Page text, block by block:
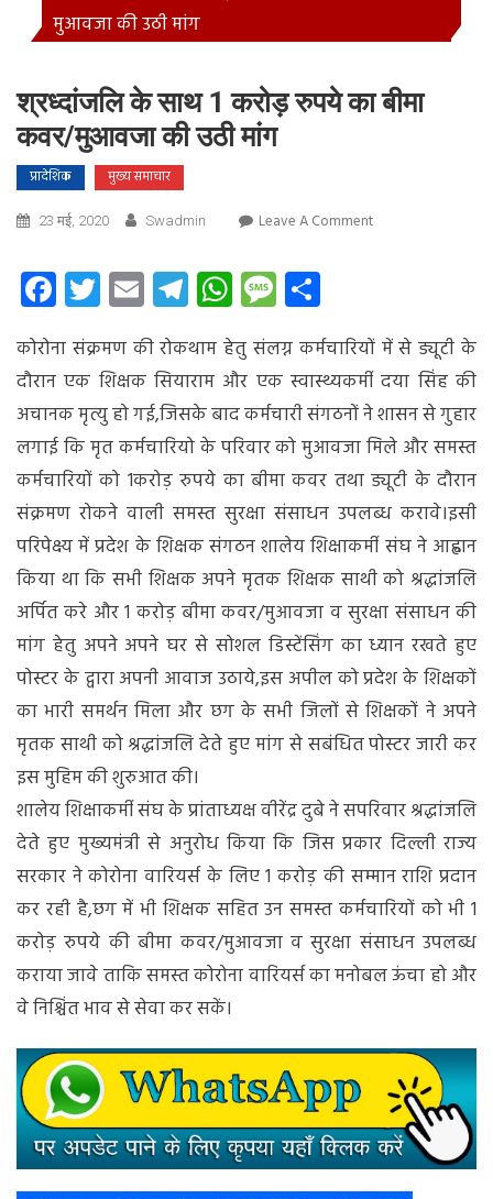
मुआवजा की उठी मांग
श्रध्दांजलि के साथ 1 करोड़ रुपये का बीमा
कवर/मुआवजा की उठी मांग
प्रादेशिक मुख्य समाचार
23 मई, 2020 Swadmin Leave A CommentOn
करोड़
रुपये
बीमा
कवर/
मुआवजा
की
उठी
मांग
Facebook
Twitter
EmailTelegram
WhatsApp
Message
कोरोना संक्रमण की रोकथाम हेतु संलग्न कर्मचारियों में से ड्यूटी के
दौरान एक शिक्षक सियाराम और एक स्वास्थ्यकर्मी दया सिंह की
अचानक मृत्युहो गई,जिसके बाद कर्मचारी संगठनों ने शासन से गुहार
लगाई कि मृत कर्मचारियो के परिवार को मुआवजा मिले और समस्त
कर्मचारियों को 1करोड़ रुपये का बीमा कवर तथा ड्यूटी के दौरान
संक्रमण रोकने वाली समस्त सुरक्षा संसाधन उपलब्ध करावे।इसी
परिपेक्ष्य में प्रदेश के शिक्षक संगठन शालेय शिक्षाकर्मी संघ ने आह्वान
किया था कि सभी शिक्षक अपने मृतक शिक्षक साथी को श्रद्धांजलि
अर्पित करे और 1 करोड़ बीमा कवर/मुआवजा व सुरक्षा संसाधन की
मांग हेतु अपने अपने घर से सोशल डिस्टेंसिंग का ध्यान रखते हुए
पोस्टर के द्वारा अपनी आवाज उठाये,इस अपील को प्रदेश के शिक्षकों
का भारी समर्थन मिला और छग के सभी जिलों से शिक्षकों ने अपने
मृतक साथी को श्रद्धांजलि देते हुए मांग से सबंधित पोस्टर जारी कर
इस मुहिम की शुरुआत की।
शालेय शिक्षाकर्मी संघ के प्रांताध्यक्ष वीरेंद्र दुबे ने सपरिवार श्रद्धांजलि
देते हुए मुख्यमंत्री से अनुरोध किया कि जिस प्रकार दिल्ली राज्य
सरकार ने कोरोना वारियर्स के लिए 1 करोड़ की सम्मान राशि प्रदान
कर रही है,छग में भी शिक्षक सहित उन समस्त कर्मचारियों को भी 1
करोड़ रुपये की बीमा कवर/मुआवजा व सुरक्षा संसाधन उपलब्ध
कराया जावे ताकि समस्त कोरोना वारियर्स का मनोबल ऊंचा हो और
वे निश्चिंत भाव से सेवा कर सकें।